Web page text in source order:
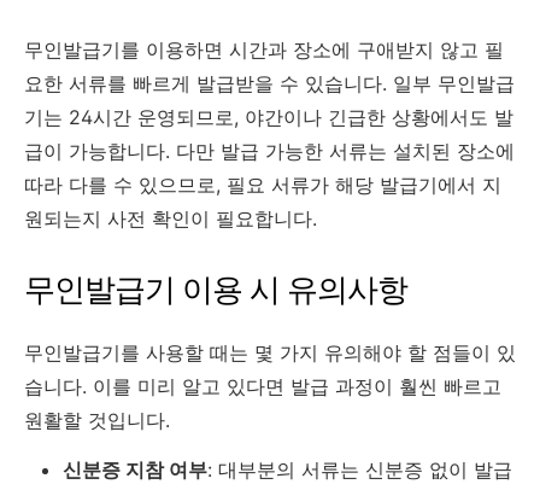
무인발급기를 이용하면 시간과 장소에 구애받지 않고 필
요한 서류를 빠르게 발급받을 수 있습니다. 일부 무인발급
기는 24시간 운영되므로, 야간이나 긴급한 상황에서도 발
급이 가능합니다. 다만 발급 가능한 서류는 설치된 장소에
따라 다를 수 있으므로, 필요 서류가 해당 발급기에서 지
원되는지 사전 확인이 필요합니다.
무인발급기 이용 시 유의사항
무인발급기를 사용할 때는 몇 가지 유의해야 할 점들이 있
습니다. 이를 미리 알고 있다면 발급 과정이 훨씬 빠르고
원활할 것입니다.
신분증 지참 여부: 대부분의 서류는 신분증 없이 발급